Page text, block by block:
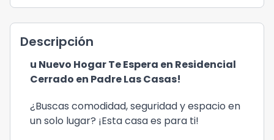
Descripción
u Nuevo Hogar Te Espera en Residencial
Cerrado en Padre Las Casas!
¿Buscas comodidad, seguridad y espacio en
un solo lugar? ¡Esta casa es para ti!